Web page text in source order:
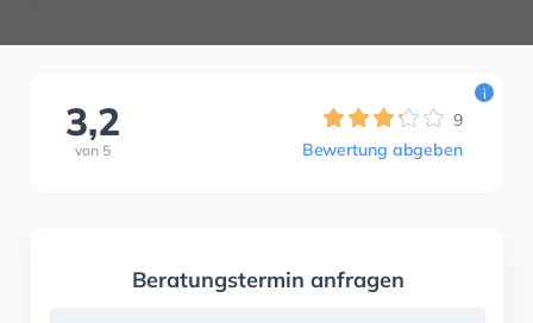
3,2
von 5
9
Bewertung abgeben
i
Beratungstermin anfragen